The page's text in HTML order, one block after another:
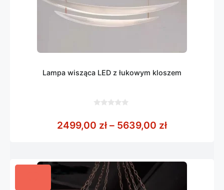
Lampa wisząca LED z łukowym kloszem
5
2499,00 zł – 5639,00 złZakres cen: